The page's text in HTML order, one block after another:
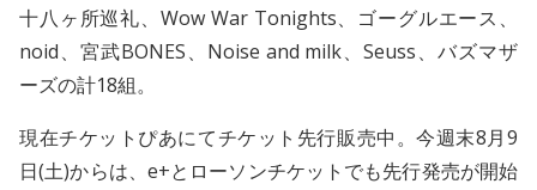
十八ヶ所巡礼、Wow War Tonights、ゴーグルエース、
noid、宮武BONES、Noise and milk、Seuss、バズマザ
ーズの計18組。
現在チケットぴあにてチケット先行販売中。今週末8月9
日(土)からは、e+とローソンチケットでも先行発売が開始